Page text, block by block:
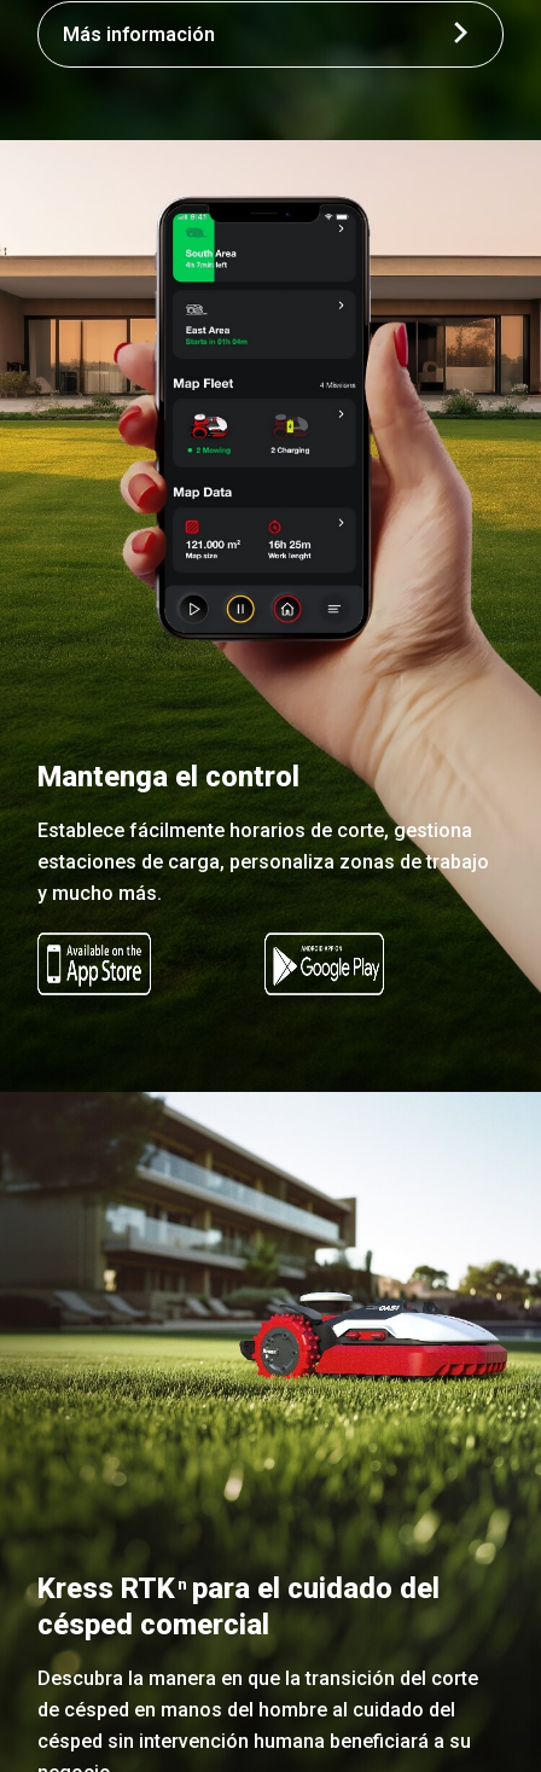
Más información
Mantenga el control
Establece fácilmente horarios de corte, gestiona
estaciones de carga, personaliza zonas de trabajo
y mucho más.
Kress RTK npara el cuidado del
césped comercial
Descubra la manera en que la transición del corte
de césped en manos del hombre al cuidado del
césped sin intervención humana beneficiará a su